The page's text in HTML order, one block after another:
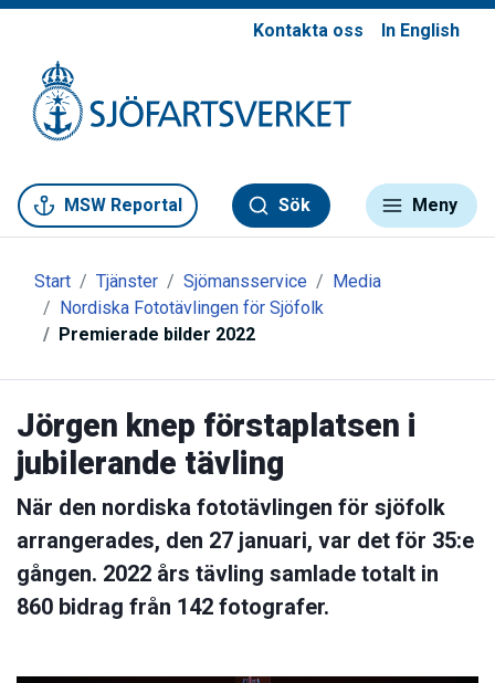
Kontakta oss In English
MSW Reportal Sök Meny
Start Tjänster Sjömansservice
Media
Nordiska Fototävlingen för Sjöfolk
Premierade bilder 2022
Jörgen knep förstaplatsen i
jubilerande tävling
När den nordiska fototävlingen för sjöfolk
arrangerades, den 27 januari, var det för 35:e
gången. 2022 års tävling samlade totalt in
860 bidrag från 142 fotografer.